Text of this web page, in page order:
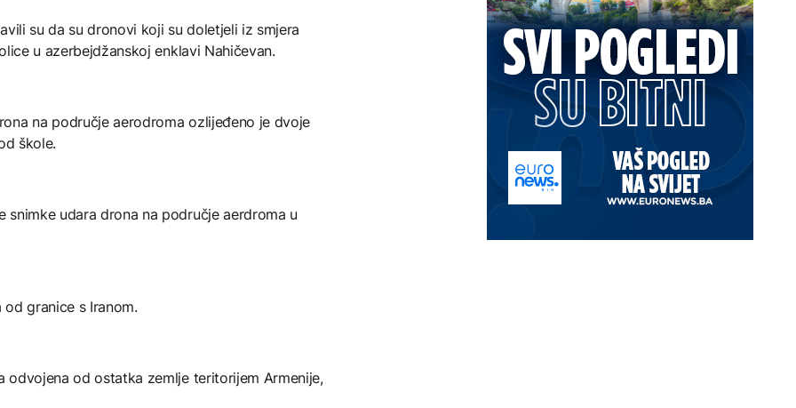
su da su dronovi koji su doletjeli iz smjera
u azerbejdžanskoj enklavi Nahičevan.
na područje aerodroma ozlijeđeno je dvoje
škole.
snimke udara drona na područje aerdroma u
granice s Iranom.
odvojena od ostatka zemlje teritorijem Armenije,